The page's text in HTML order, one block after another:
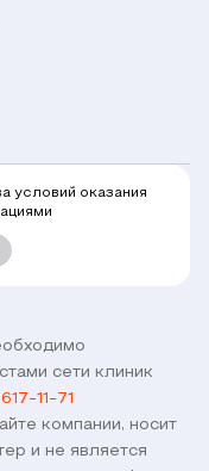
сети клиник
11-71
компании, носит
и не является
условий оказания